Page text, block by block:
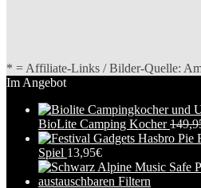
* = Affiliate-Links / Bilder-Quelle:
Im Angebot
BioLite Camping Kocher
Spiel 13,95€